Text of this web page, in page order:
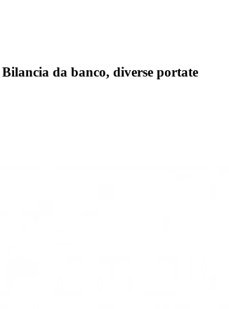
da banco, diverse portate